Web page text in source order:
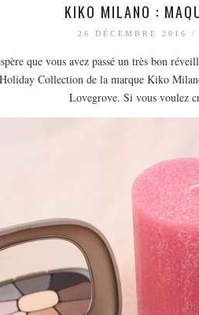
KIKO MILANO :
26 DÉCEMBRE 2016 /
que vous avez passé un très bon
Collection de la marque Kiko
Lovegrove. Si vous voulez